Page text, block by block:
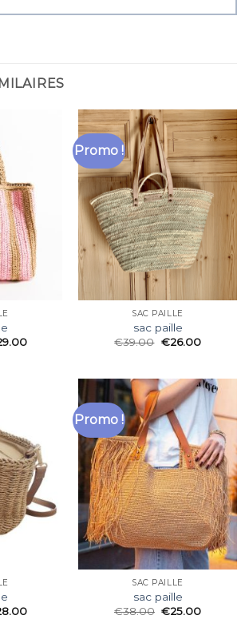
Promo !
SAC PAILLE
sac paille
€39.00 €26.00
Promo !
SAC PAILLE
sac paille
€38.00 €25.00